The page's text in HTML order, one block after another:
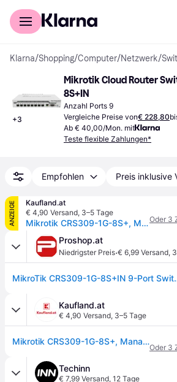
Für Shopper
Klarna/Shopping/Computer/Netzwerk/
+3
Mikrotik Cloud Router
8S+IN
Anzahl Ports 9
Vergleiche Preise von€ 228,80
Ab € 40,00/Mon. mit
Teste flexible Zahlungen*
Empfohlen Preis inklusive
ANZEIGE
Kaufland.at
€ 4,90 Versand, 3–5 Tage
Mikrotik CRS309-1G-8S+, Managed, Gigabit Ethernet (10/100/1000), Power over Ethernet (PoE), Rack-EinbauOder 3
Proshop.at
Niedrigster Preis·€ 6,99 Versand,
MikroTik
Kaufland.at
€ 4,90 Versand, 3–5 Tage
Mikrotik CRS309-1G-8S+, Managed, Gigabit Ethernet (10/100/1000), Power over Ethernet (PoE), Rack-Einbau
Oder 3
Techinn
€ 7,99 Versand, 12 Tage